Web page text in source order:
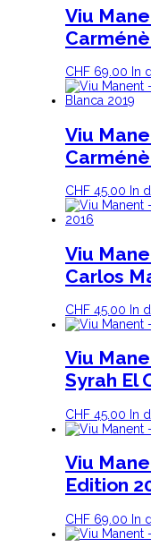
Viu
CHF 69.00 In
Viu
CHF 45.00 In
Viu
Carlos
CHF 45.00 In
Viu
Syrah El
CHF 45.00 In
Viu
Edition
CHF 69.00 In